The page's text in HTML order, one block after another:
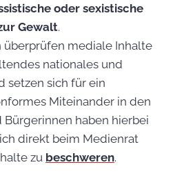
oder sexistische
Gewalt.
mediale Inhalte
nationales und
setzen sich für ein
Miteinander in den
Bürgerinnen haben hierbei
direkt beim Medienrat
zu beschweren.